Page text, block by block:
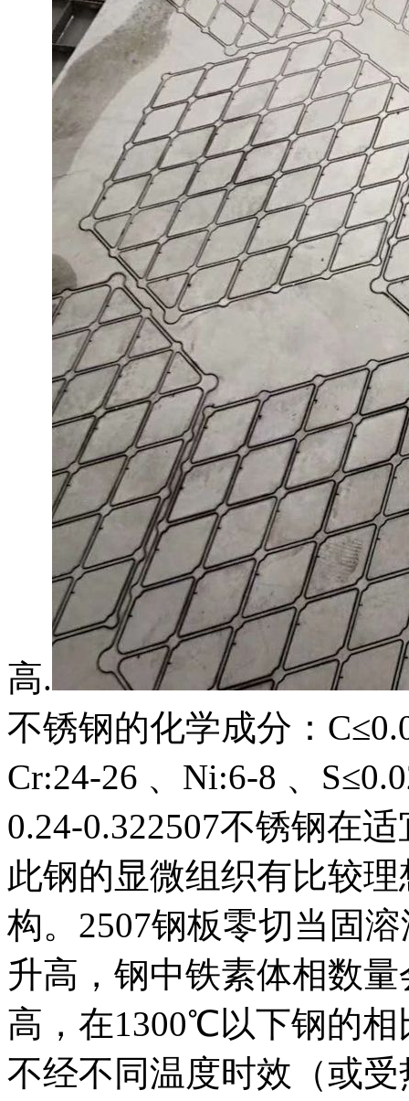
高.
不锈钢的化学成分：
Cr:24-26 、Ni:6-8 、
0.24-0.322507不锈钢在
此钢的显微组织有比较
构。2507钢板零切当固
升高，钢中铁素体相数
高，在1300℃以下钢的
不经不同温度时效（或